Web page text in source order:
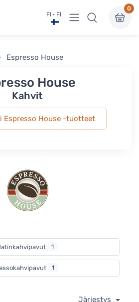
FI · FI Näytä valikko
0
Espresso House
House
Kahvit
Espresso House -tuotteet
1
1
Järjestys